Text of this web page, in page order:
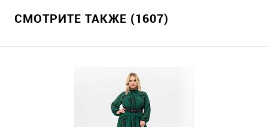
СМОТРИТЕ ТАКЖЕ (1607)